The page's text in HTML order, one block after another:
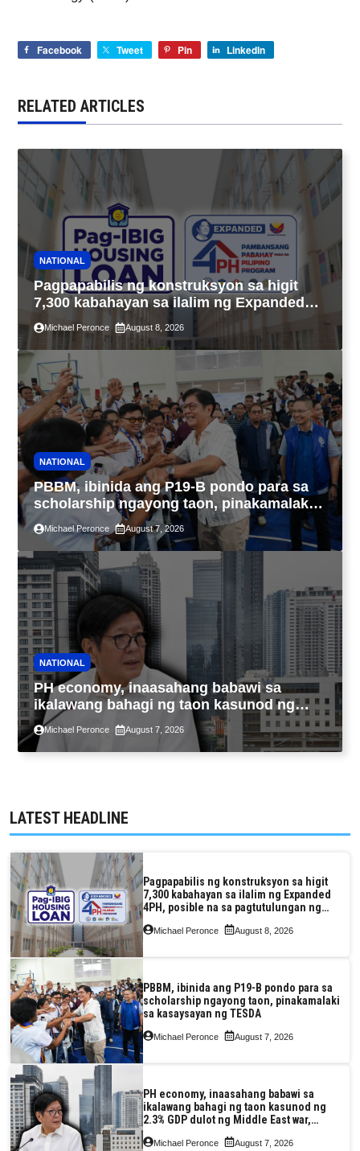
Facebook Tweet Pin LinkedIn
RELATED ARTICLES
NATIONAL
Pagpapabilis ng konstruksyon sa higit
7,300 kabahayan sa ilalim ng Expanded
4PH, posible na sa pagtutulungan ng Pag-
IBIG at P.A. Alvarez
Michael Peronce August 8, 2026
NATIONAL
PBBM, ibinida ang P19-B pondo para sa
scholarship ngayong taon, pinakamalaki
sa kasaysayan ng TESDA
Michael Peronce August 7, 2026
NATIONAL
PH economy, inaasahang babawi sa
ikalawang bahagi ng taon kasunod ng
2.3% GDP dulot ng Middle East war,
pagkaantala ng public construction
Michael Peronce August 7, 2026
LATEST HEADLINE
Pagpapabilis ng konstruksyon sa higit
7,300 kabahayan sa ilalim ng Expanded
4PH, posible na sa pagtutulungan ng
Pag-IBIG at P.A. Alvarez
Michael Peronce August 8, 2026
PBBM, ibinida ang P19-B pondo para sa
scholarship ngayong taon, pinakamalaki
sa kasaysayan ng TESDA
Michael Peronce August 7, 2026
PH economy, inaasahang babawi sa
ikalawang bahagi ng taon kasunod ng
2.3% GDP dulot ng Middle East war,
pagkaantala ng public construction
Michael Peronce August 7, 2026